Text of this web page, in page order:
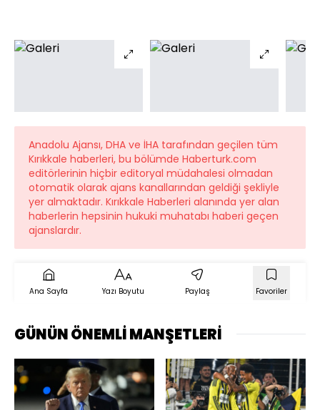
Anadolu Ajansı, DHA ve İHA tarafından geçilen tüm
Kırıkkale haberleri, bu bölümde Haberturk.com
editörlerinin hiçbir editoryal müdahalesi olmadan
otomatik olarak ajans kanallarından geldiği şekliyle
yer almaktadır. Kırıkkale Haberleri alanında yer alan
haberlerin hepsinin hukuki muhatabı haberi geçen
ajanslardır.
Ana Sayfa Yazı Boyutu Paylaş Favoriler
GÜNÜN ÖNEMLİ MANŞETLERİ